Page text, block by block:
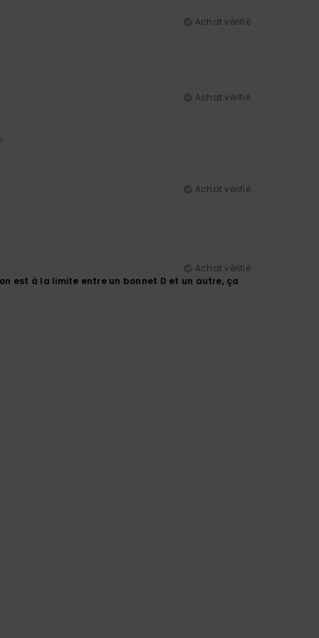
Achat vérifié
Achat vérifié
Achat vérifié
Achat vérifié
est à la limite entre un bonnet D et un autre, ça